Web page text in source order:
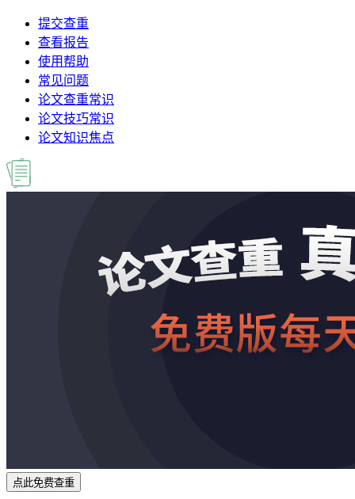
提交查重
查看报告
使用帮助
常见问题
论文查重常识
论文技巧常识
论文知识焦点
点此免费查重